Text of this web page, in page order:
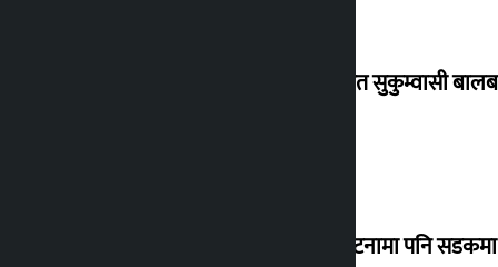
विस्थापित सुकुम्वासी
‘सानो घटनामा पनि